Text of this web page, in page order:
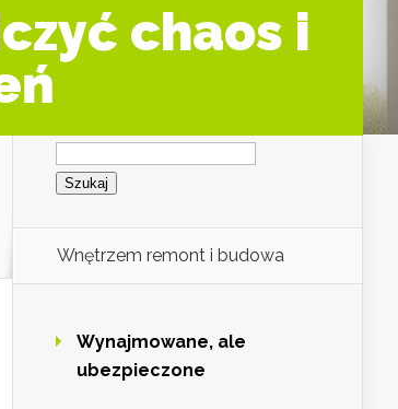
chaos i
Szukaj:
Wnętrzem remont i budowa
Wynajmowane, ale
ubezpieczone